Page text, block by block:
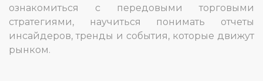
ознакомиться с передовыми торговыми
стратегиями, научиться понимать отчеты
инсайдеров, тренды и события, которые движут
рынком.